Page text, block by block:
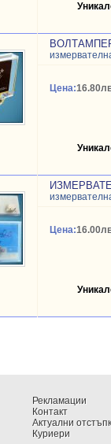
Цена:
Цена:
Рекламации
Контакт
Актуални
Куриери